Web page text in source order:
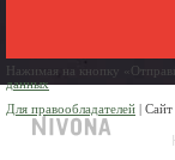
Нажимая на кнопку
данных
Для правообладателей | Сайт